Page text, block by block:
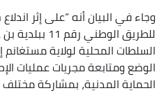
وجاء في البيان أنه “على إثر
للطريق الوطني رقم
السلطات المحلية لولاية
الوضع ومتابعة مجريات عمليات
الحماية المدنية، بمشاركة مختلف